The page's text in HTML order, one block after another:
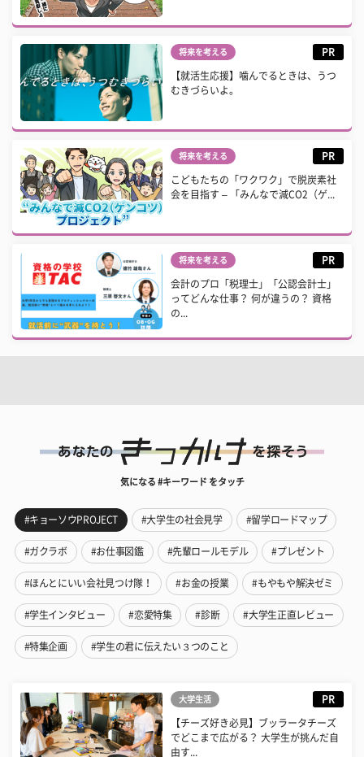
将来を考える PR
【就活生応援】噛んでるときは、うつ
むきづらいよ。
将来を考える PR
こどもたちの「ワクワク」で脱炭素社
会を目指す – 「みんなで減CO2（ゲ...
将来を考える PR
会計のプロ「税理士」「公認会計士」
ってどんな仕事？ 何が違うの？ 資格
の...
気になる #キーワード をタッチ
#キョーソウPROJECT #大学生の社会見学 #留学ロードマップ
#ガクラボ #お仕事図鑑 #先輩ロールモデル #プレゼント
#ほんとにいい会社見つけ隊！ #お金の授業 #もやもや解決ゼミ
#学生インタビュー #恋愛特集 #診断 #大学生正直レビュー
#特集企画 #学生の君に伝えたい３つのこと
大学生活 PR
【チーズ好き必見】ブッラータチーズ
でどこまで広がる？ 大学生が挑んだ自
由す...